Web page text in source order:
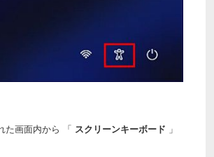
た画面内から 「 スクリーンキーボード 」